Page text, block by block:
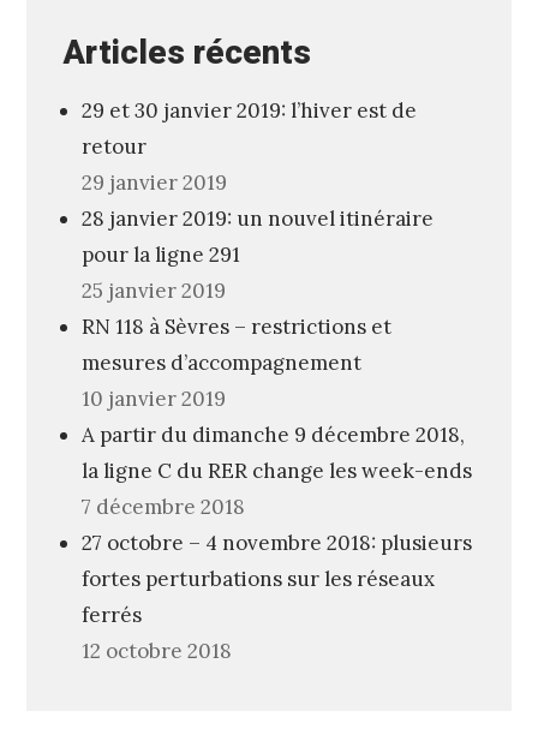
Articles récents
29 et 30 janvier 2019: l’hiver est de
retour
29 janvier 2019
28 janvier 2019: un nouvel itinéraire
pour la ligne 291
25 janvier 2019
RN 118 à Sèvres – restrictions et
mesures d’accompagnement
10 janvier 2019
A partir du dimanche 9 décembre 2018,
la ligne C du RER change les week-ends
7 décembre 2018
27 octobre – 4 novembre 2018: plusieurs
fortes perturbations sur les réseaux
ferrés
12 octobre 2018